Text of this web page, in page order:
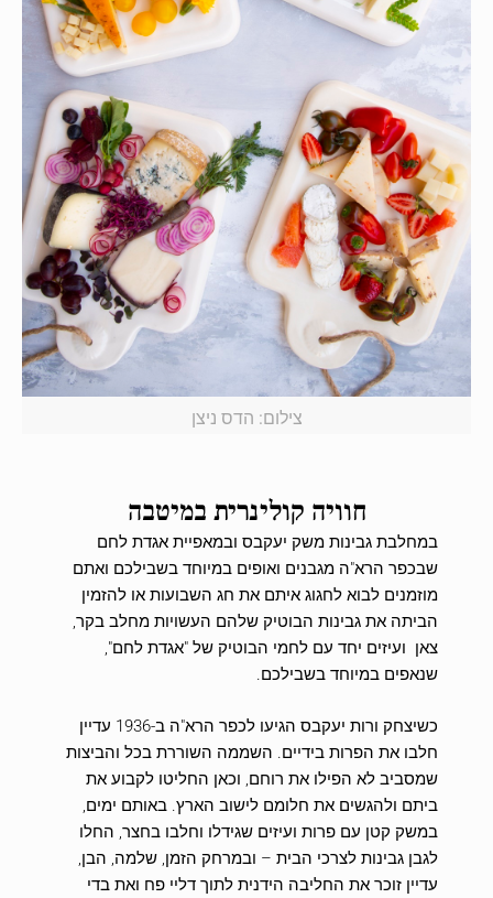
צילום: הדס ניצן
חוויה קולינרית במיטבה
במחלבת גבינות משק יעקבס ובמאפיית אגדת לחם
שבכפר הרא"ה מגבנים ואופים במיוחד בשבילכם ואתם
מוזמנים לבוא לחגוג איתם את חג השבועות או להזמין
הביתה את גבינות הבוטיק שלהם העשויות מחלב בקר,
צאן ועיזים יחד עם לחמי הבוטיק של "אגדת לחם",
שנאפים במיוחד בשבילכם.
כשיצחק ורות יעקבס הגיעו לכפר הרא"ה ב-1936 עדיין
חלבו את הפרות בידיים. השממה השוררת בכל והביצות
שמסביב לא הפילו את רוחם, וכאן החליטו לקבוע את
ביתם ולהגשים את חלומם לישוב הארץ. באותם ימים,
במשק קטן עם פרות ועיזים שגידלו וחלבו בחצר, החלו
לגבן גבינות לצרכי הבית – ובמרחק הזמן, שלמה, הבן,
עדיין זוכר את החליבה הידנית לתוך דליי פח ואת בדי